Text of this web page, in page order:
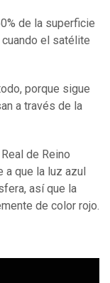
de la superficie
el satélite
porque sigue
a través de la
de Reino
que la luz azul
así que la
de color rojo.